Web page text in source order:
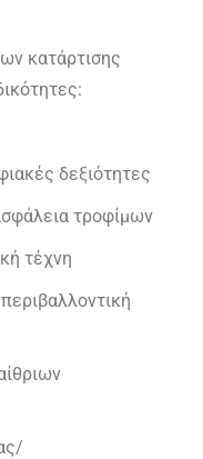
κατάρτισης
δεξιότητες
τροφίμων
τέχνη